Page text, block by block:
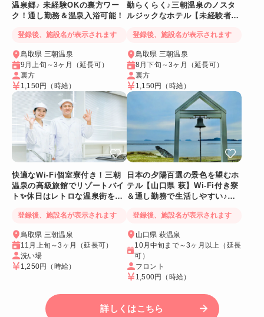
温泉郷♪ 未経験OKの裏方ワー
ク！通し勤務＆温泉入浴可能！
登録後、施設名が表示されます
鳥取県 三朝温泉
9月上旬～3ヶ月（延長可）
裏方
1,150円
（時給）
勤らくらく♪三朝温泉のノスタ
ルジックなホテル【未経験者
登録後、施設名が表示されます
鳥取県 三朝温泉
8月下旬～3ヶ月（延長可）
裏方
1,150円
（時給）
快適なWi-Fi個室寮付き！三朝
温泉の高級旅館でリゾートバイ
ト✨休日はレトロな温泉街をの
登録後、施設名が表示されます
鳥取県 三朝温泉
11月上旬～3ヶ月（延長可）
洗い場
1,250円 （時給）
日本の夕陽百選の景色を望むホ
テル【山口県 萩】Wi-Fi付き寮
＆通し勤務で生活しやすい♪絶
登録後、施設名が表示されます
山口県 萩温泉
10月中旬まで～3ヶ月以上（延長
可）
フロント
1,500円 （時給）
詳しくはこちら